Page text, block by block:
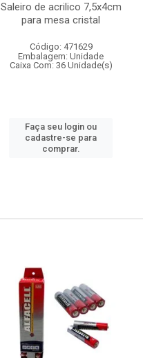
Saleiro de acrilico 7,5x4cm
para mesa cristal
Código: 471629
Embalagem: Unidade
Caixa Com: 36 Unidade(s)
Faça seu login ou
cadastre-se para
comprar.